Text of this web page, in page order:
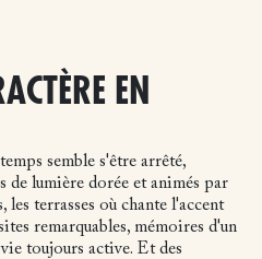
EN
semble s'être arrêté,
de lumière dorée et animés par
les terrasses où chante l'accent
remarquables, mémoires d'un
toujours active. Et des